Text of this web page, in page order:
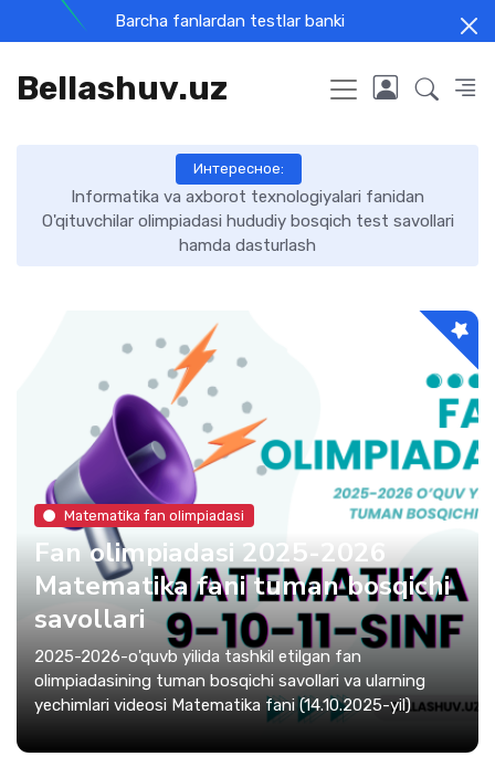
Barcha fanlardan testlar banki
Bellashuv.uz
Интересное:
Informatika va axborot texnologiyalari fanidan
O'qituvchilar olimpiadasi hududiy bosqich test savollari
hamda dasturlash
Matematika fan olimpiadasi
Fan olimpiadasi 2025-2026
Matematika fani tuman bosqichi
savollari
2025-2026-o'quvb yilida tashkil etilgan fan
olimpiadasining tuman bosqichi savollari va ularning
yechimlari videosi Matematika fani (14.10.2025-yil)